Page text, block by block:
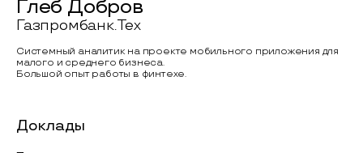
Глеб Добров
Газпромбанк.Тех
Системный аналитик на проекте мобильного приложения для
малого и среднего бизнеса.
Большой опыт работы в финтехе.
Доклады